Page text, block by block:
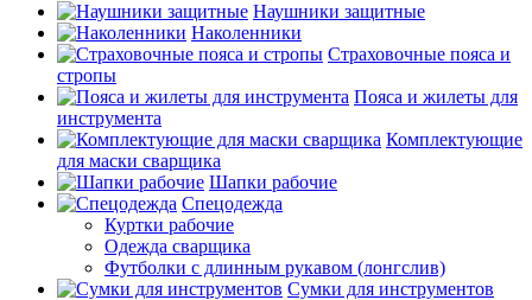
Наушники защитные
Наколенники
Страховочные пояса и
стропы
Пояса и жилеты для
инструмента
Комплектующие
для маски сварщика
Шапки рабочие
Спецодежда
Куртки рабочие
Одежда сварщика
Футболки с длинным рукавом (лонгслив)
Сумки для инструментов